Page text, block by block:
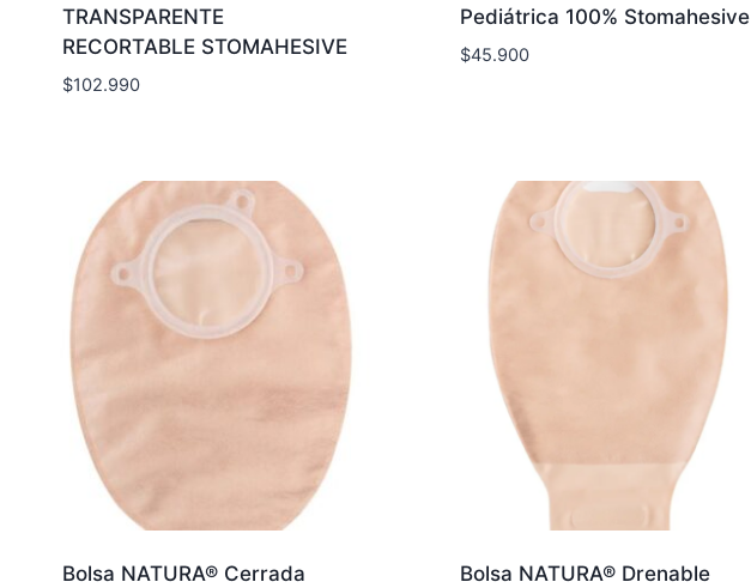
TRANSPARENTE
RECORTABLE STOMAHESIVE
$102.990
Pediátrica 100% Stomahesive
$45.900
Bolsa NATURA® Cerrada
Bolsa NATURA® Drenable